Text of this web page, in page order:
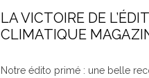
LA VICTOIRE DE
CLIMATIQUE
Notre édito primé : une belle